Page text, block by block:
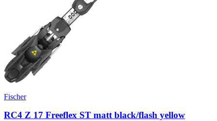
Fischer
RC4 Z 17 Freeflex ST matt black/flash yellow